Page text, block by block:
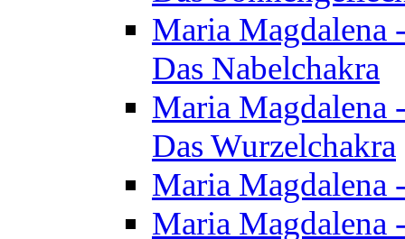
Maria Magdalena
Das Nabelchakra
Maria Magdalena
Das Wurzelchakra
Maria Magdalena
Maria Magdalena